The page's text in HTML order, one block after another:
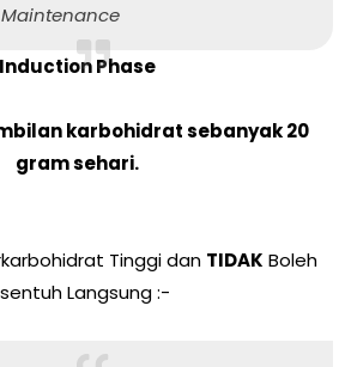
Maintenance
Induction Phase
karbohidrat sebanyak 20
gram sehari.
Tinggi dan TIDAK Boleh
Langsung :-